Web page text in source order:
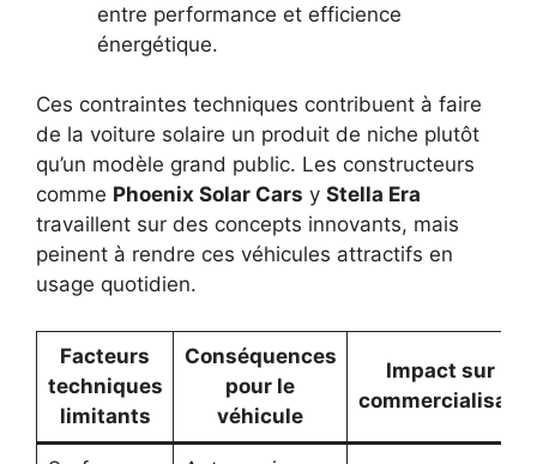
entre performance et efficience
énergétique.
Ces contraintes techniques contribuent à faire
de la voiture solaire un produit de niche plutôt
qu’un modèle grand public. Les constructeurs
comme Phoenix Solar Cars y Stella Era
travaillent sur des concepts innovants, mais
peinent à rendre ces véhicules attractifs en
usage quotidien.
Facteurs
techniques
limitants
Conséquences
pour le
véhicule
Impact sur la